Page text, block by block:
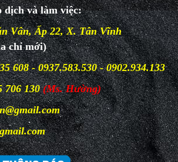
dịch và làmviệc:
Vân, Ấp 22, X. Tân Vĩnh
chỉ mới)
608 - 0937.583.530 - 0902.934.133
706 130 (Ms. Hường)